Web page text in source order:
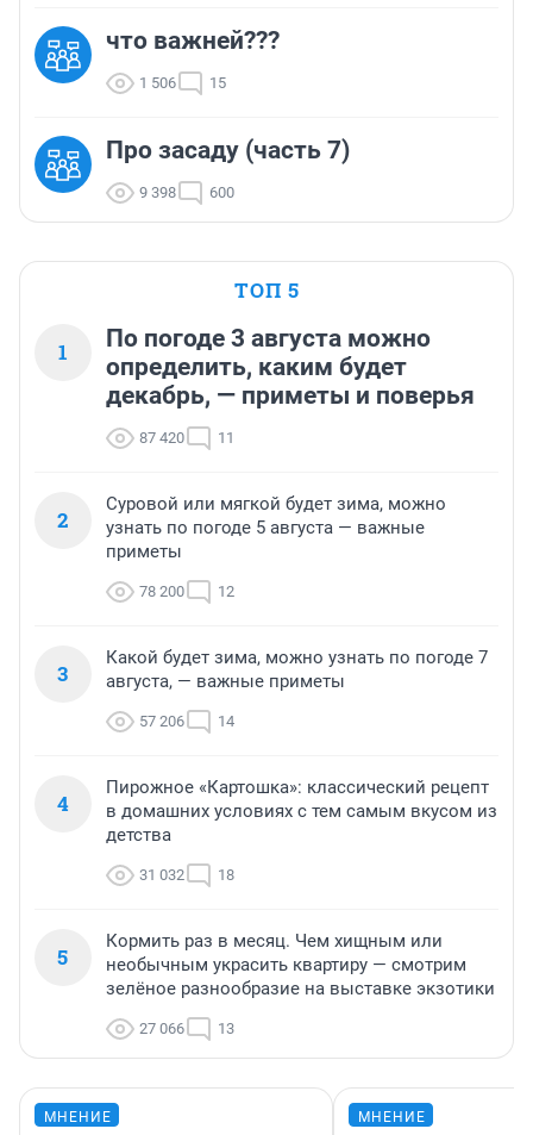
что важней???
1 506 15
Про засаду (часть 7)
9 398 600
ТОП 5
1
По погоде 3 августа можно
определить, каким будет
декабрь, — приметы и поверья
87 420 11
2
Суровой или мягкой будет зима, можно
узнать по погоде 5 августа — важные
приметы
78 200 12
3
Какой будет зима, можно узнать по погоде 7
августа, — важные приметы
57 206 14
4
Пирожное «Картошка»: классический рецепт
в домашних условиях с тем самым вкусом из
детства
31 032 18
5
Кормить раз в месяц. Чем хищным или
необычным украсить квартиру — смотрим
зелёное разнообразие на выставке экзотики
27 066 13
МНЕНИЕ МНЕНИЕ